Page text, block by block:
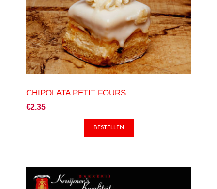
CHIPOLATA PETIT FOURS
€2,35